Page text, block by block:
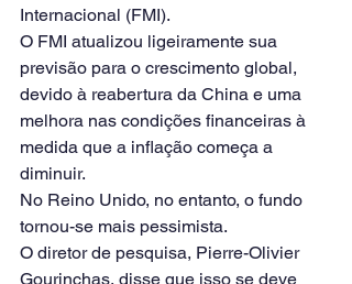
Internacional (FMI).
O FMI atualizou ligeiramente sua
previsão para o crescimento global,
devido à reabertura da China e uma
melhora nas condições financeiras à
medida que a inflação começa a
diminuir.
No Reino Unido, no entanto, o fundo
tornou-se mais pessimista.
O diretor de pesquisa, Pierre-Olivier
Gourinchas, disse que isso se deve